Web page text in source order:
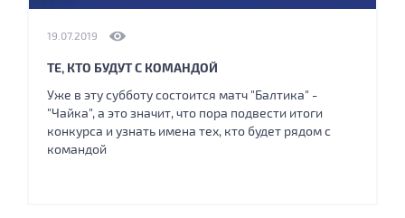
19.07.2019
ТЕ, КТО БУДУТ С КОМАНДОЙ
Уже в эту субботу состоится матч "Балтика" -
"Чайка", а это значит, что пора подвести итоги
конкурса и узнать имена тех, кто будет рядом с
командой